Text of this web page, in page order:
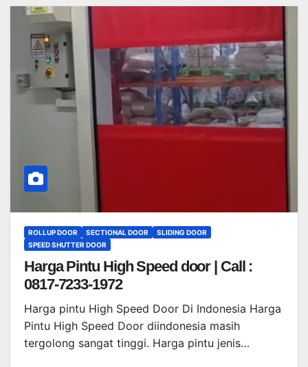
ROLLUP DOOR SECTIONAL DOOR
SLIDING DOOR
SPEED SHUTTER DOOR
Harga Pintu High Speed door | Call :
0817-7233-1972
Harga pintu High Speed Door Di Indonesia Harga
Pintu High Speed Door diindonesia masih
tergolong sangat tinggi. Harga pintu jenis…